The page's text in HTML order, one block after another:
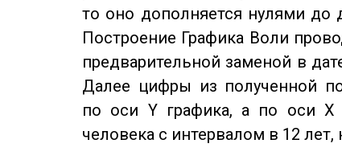
то оно дополняется нулями
Построение Графика Воли
предварительной заменой в
Далее цифры из полученной
по оси Y графика, а по оси
человека с интервалом в 12